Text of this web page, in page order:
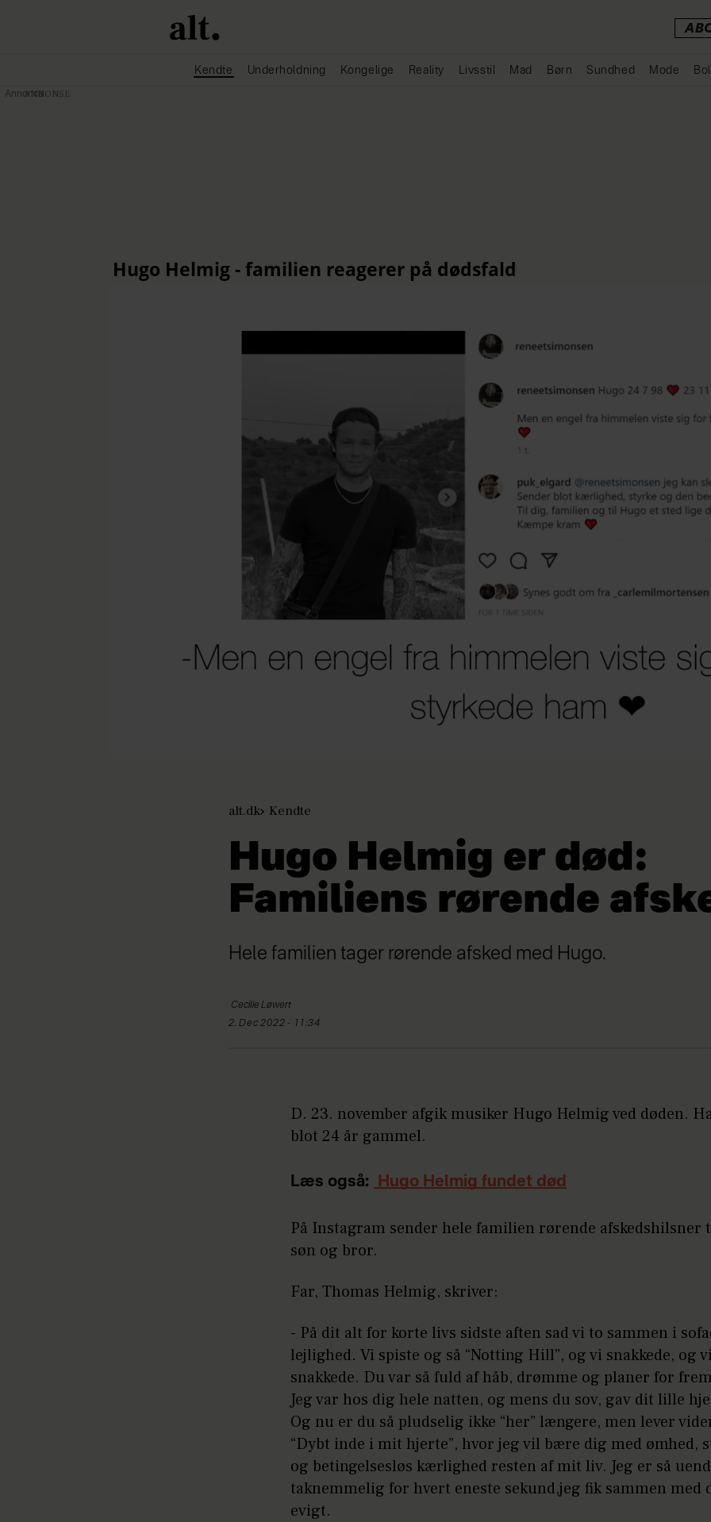
Kendte Underholdning Kongelige Reality Livsstil Mad Børn Sundhed Mode
alt.dk Kendte
Hugo Helmig er død:
Familiens rørende
Hele familien tager rørende afsked med Hugo.
Cecilie Løwert
2. Dec 2022 - 11:34
D. 23. november afgik musiker Hugo Helmig ved døden.
blot 24 år gammel.
Læs også: Hugo Helmig fundet død
På Instagram sender hele familien rørende afskedshilsner
søn og bror.
Far, Thomas Helmig, skriver:
- På dit alt for korte livs sidste aften sad vi to sammen i
lejlighed. Vi spiste og så “Notting Hill”, og vi snakkede, og
snakkede. Du var så fuld af håb, drømme og planer for
Jeg var hos dig hele natten, og mens du sov, gav dit lille
Og nu er du så pludselig ikke “her” længere, men lever
“Dybt inde i mit hjerte”, hvor jeg vil bære dig med ømhed,
og betingelsesløs kærlighed resten af mit liv. Jeg er så
taknemmelig for hvert eneste sekund,jeg fik sammen med
evigt.
Annonce